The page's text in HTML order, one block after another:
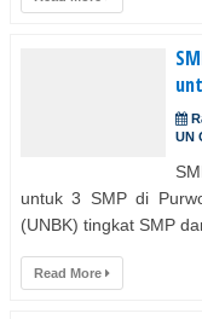
UN
untuk 3 SMP di
(UNBK) tingkat SMP
Read More